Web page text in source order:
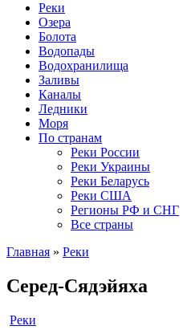
Реки
Озера
Болота
Водопады
Водохранилища
Заливы
Каналы
Ледники
Моря
По странам
Реки России
Реки Украины
Реки Беларусь
Реки США
Регионы РФ и СНГ
Все страны
Главная » Реки
Серед-Сядэйяха
Реки